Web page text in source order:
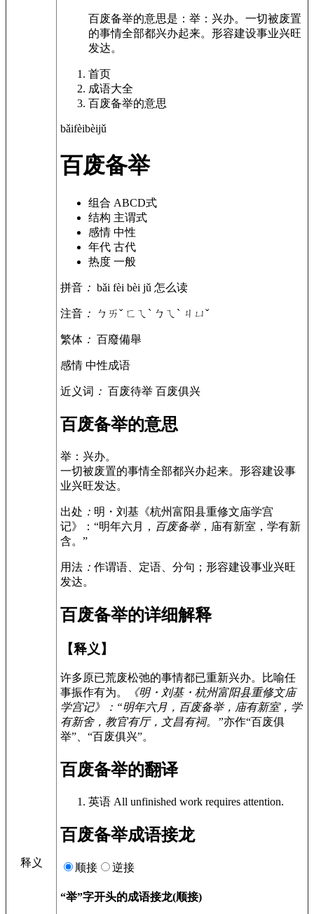
释义
百废备举的意思是：举：兴办。一切被废置
的事情全部都兴办起来。形容建设事业兴旺
发达。
首页
成语大全
百废备举的意思
bǎifèibèijǔ
百废备举
组合 ABCD式
结构 主谓式
感情 中性
年代 古代
热度 一般
拼音 ： bǎi fèi bèi jǔ 怎么读
注音 ： ㄅㄞˇ ㄈㄟˋ ㄅㄟˋ ㄐㄩˇ
繁体 ： 百廢備舉
感情 中性成语
近义词 ： 百废待举 百废俱兴
百废备举的意思
举：兴办。
一切被废置的事情全部都兴办起来。形容建设事
业兴旺发达。
出处 ： 明・刘基《杭州富阳县重修文庙学宫
记》：“明年六月， 百废备举，庙有新室，学有新
含。”
用法 ： 作谓语、定语、分句；形容建设事业兴旺
发达。
百废备举的详细解释
【释义】
许多原已荒废松弛的事情都已重新兴办。比喻任
事振作有为。
《明・刘基・杭州富阳县重修文庙
学宫记》：“明年六月， 百废备举，庙有新室，学
有新舍，教官有厅，文昌有祠。”亦作“百废俱
举”、“百废俱兴”。
百废备举的翻译
英语 All unfinished work requires attention.
百废备举成语接龙
顺接 逆接
“举”字开头的成语接龙(顺接)